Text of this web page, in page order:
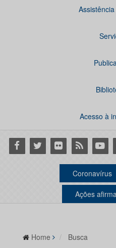
Acesso à
Facebook
Twitter Flickr RSS
Coronavírus
Ações
Home Busca